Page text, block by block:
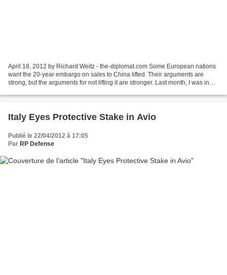
April 18, 2012 by Richard Weitz - the-diplomat.com Some European nations
want the 20-year embargo on sales to China lifted. Their arguments are
strong, but the arguments for not lifting it are stronger. Last month, I was in
Italy Eyes Protective Stake in Avio
Publié le 22/04/2012 à 17:05
Par RP Defense